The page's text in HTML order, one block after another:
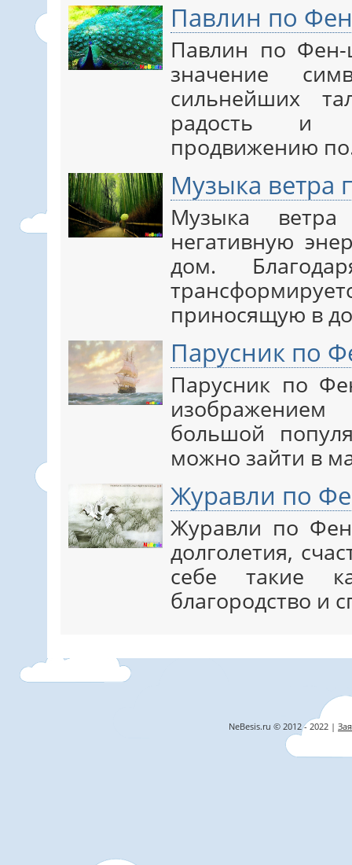
Павлин по
Павлин по Фен-
значение
сильнейших
радость и
продвижению
Музыка ветра
Музыка
негативную
дом.
приносящую в
Парусник по
Парусник по
большой
можно зайти в
Журавли по
Журавли по
долголетия,
себе такие
благородство и
NeBesis.ru © 2012 - 2022 |